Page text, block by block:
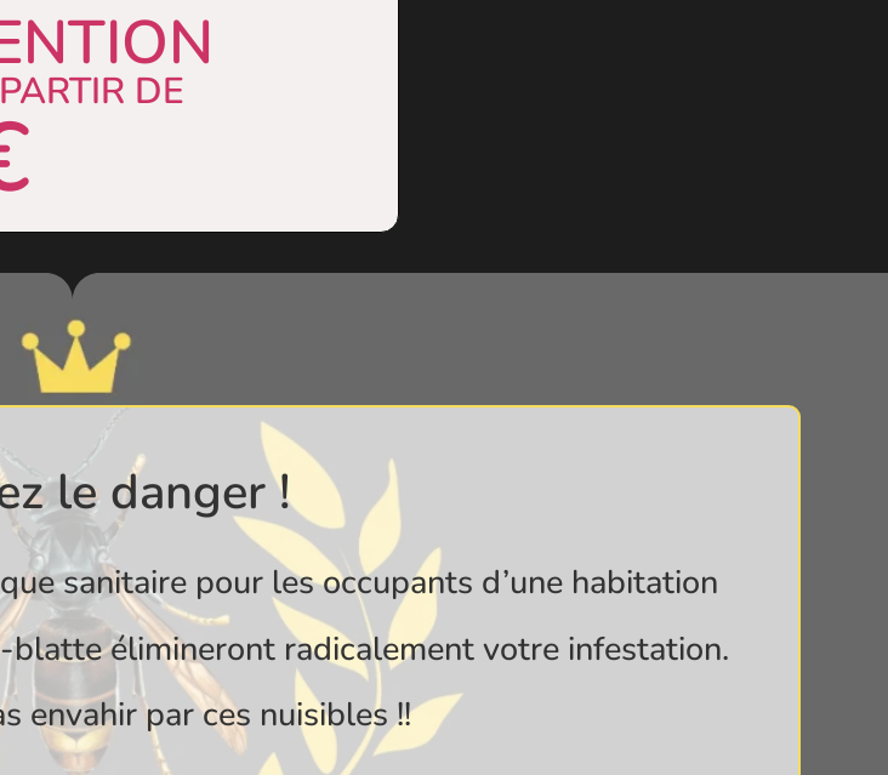
DE
le danger !
sanitaire pour les occupants d’une habitation
élimineront radicalement votre infestation.
envahir par ces nuisibles !!